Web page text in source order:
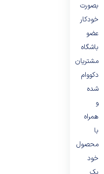
بصورت
خودکار
عضو
باشگاه
مشتریان
دکووام
شده
و
همراه
با
محصول
خود